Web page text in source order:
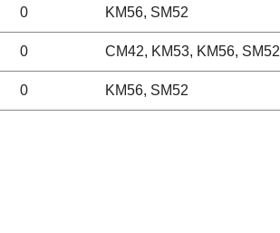
0 KM56, SM52
0 CM42, KM53, KM56, SM52
0 KM56, SM52